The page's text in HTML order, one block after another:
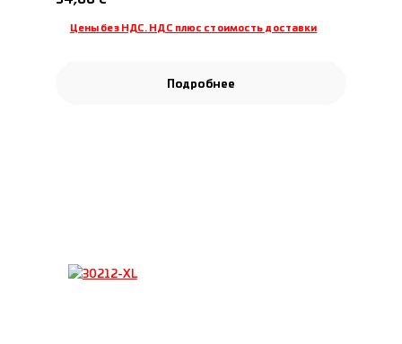
Цены без НДС. НДС плюс стоимость доставки
Подробнее